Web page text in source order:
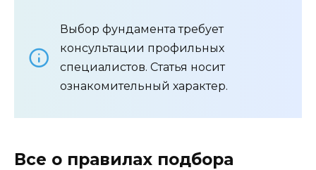
Выбор фундамента требует
консультации профильных
специалистов. Статья носит
ознакомительный характер.
Все о правилах подбора